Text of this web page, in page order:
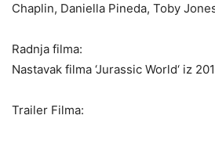
Chaplin, Daniella Pineda, Toby
Radnja filma:
Nastavak filma ‘Jurassic World‘ iz
Trailer Filma: